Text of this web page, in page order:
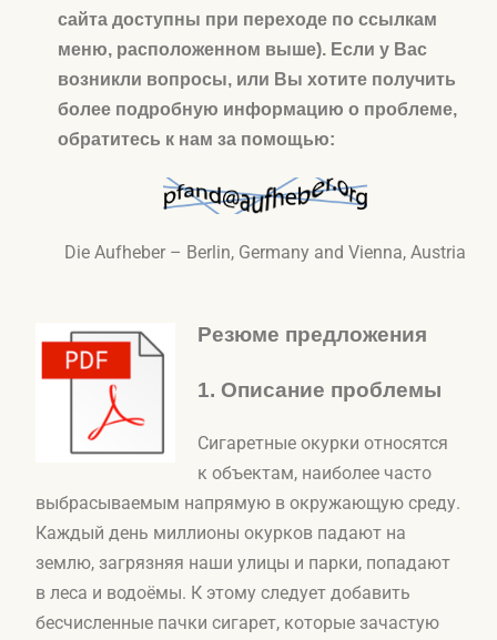
сайта доступны при переходе по ссылкам
меню, расположенном выше). Если у Вас
возникли вопросы, или Вы хотите получить
более подробную информацию о проблеме,
обратитесь к нам за помощью:​
Die Aufheber – Berlin, Germany and Vienna, Austria
Резюме предложения​​
1. Описание проблемы
Сигаретные окурки относятся
к объектам, наиболее часто
выбрасываемым напрямую в окружающую среду.
Каждый день миллионы окурков падают на
землю, загрязняя наши улицы и парки, попадают
в леса и водоёмы. К этому следует добавить
бесчисленные пачки сигарет, которые зачастую